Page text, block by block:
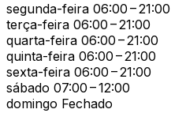
segunda-feira 06:00 – 21:00
terça-feira 06:00 – 21:00
quarta-feira 06:00 – 21:00
quinta-feira 06:00 – 21:00
sexta-feira 06:00 – 21:00
sábado 07:00 – 12:00
domingo Fechado